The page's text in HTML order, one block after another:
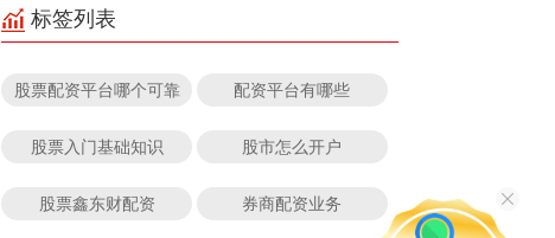
标签列表
股票配资平台哪个可靠 配资平台有哪些
股票入门基础知识 股市怎么开户
股票鑫东财配资 券商配资业务